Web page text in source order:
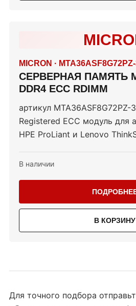
MICRON ·
СЕРВЕРНАЯ ПАМЯТЬ
DDR4 ECC RDIMM
артикул MTA36ASF8G72PZ-
Registered ECC модуль для
HPE ProLiant и Lenovo
В наличии
В КОРЗИНУ
Для точного подбора